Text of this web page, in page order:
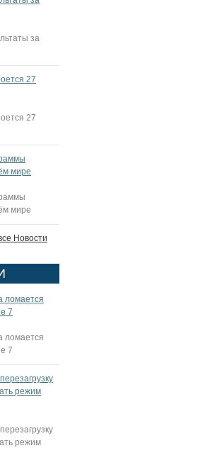
за
27
27
мире
мире
Новости
ломается
7
ломается
7
режим
режим